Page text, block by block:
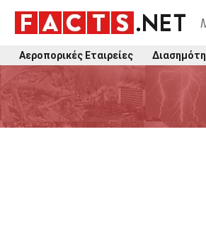
Αεροπορικές Εταιρείες